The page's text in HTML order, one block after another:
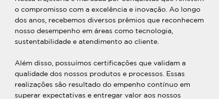
o compromisso com a excelência e inovação. Ao longo
dos anos, recebemos diversos prêmios que reconhecem
nosso desempenho em áreas como tecnologia,
sustentabilidade e atendimento ao cliente.
Além disso, possuímos certificações que validam a
qualidade dos nossos produtos e processos. Essas
realizações são resultado do empenho contínuo em
superar expectativas e entregar valor aos nossos